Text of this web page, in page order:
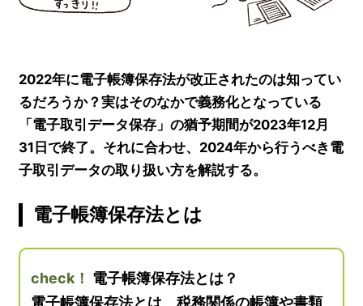
2022年に電子帳簿保存法が改正されたのは知ってい
るだろうか？実はそのなかで義務化となっている
「電子取引データ保存」の猶予期間が2023年12月
31日で終了。それに合わせ、2024年から行うべき電
子取引データの取り扱い方を解説する。
電子帳簿保存法とは
check！ 電子帳簿保存法とは？